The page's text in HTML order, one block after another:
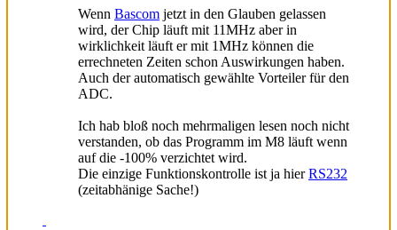
Wenn Bascom jetzt in den Glauben gelassen
wird, der Chip läuft mit 11MHz aber in
wirklichkeit läuft er mit 1MHz können die
errechneten Zeiten schon Auswirkungen haben.
Auch der automatisch gewählte Vorteiler für den
ADC.
Ich hab bloß noch mehrmaligen lesen noch nicht
verstanden, ob das Programm im M8 läuft wenn
auf die -100% verzichtet wird.
Die einzige Funktionskontrolle ist ja hierRS232
(zeitabhänige Sache!)